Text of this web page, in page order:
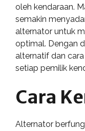
oleh kendaraan.
semakin
alternator untuk
optimal. Dengan
alternatif dan
setiap pemilik
Cara
Alternator